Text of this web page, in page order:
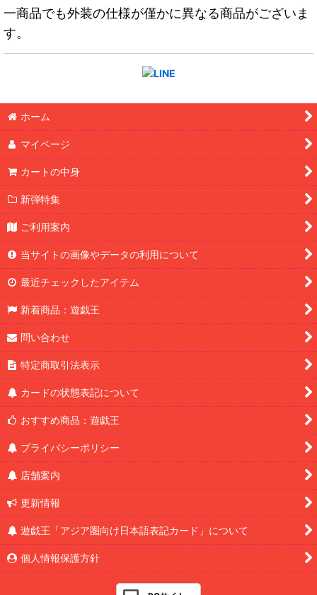
一商品でも外装の仕様が僅かに異なる商品がございま
す。
ホーム
マイページ
カートの中身
新弾特集
ご利用案内
当サイトの画像やデータの利用について
最近チェックしたアイテム
新着商品：遊戯王
問い合わせ
特定商取引法表示
カードの状態表記について
おすすめ商品：遊戯王
プライバシーポリシー
店舗案内
更新情報
遊戯王「アジア圏向け日本語表記カード」について
個人情報保護方針